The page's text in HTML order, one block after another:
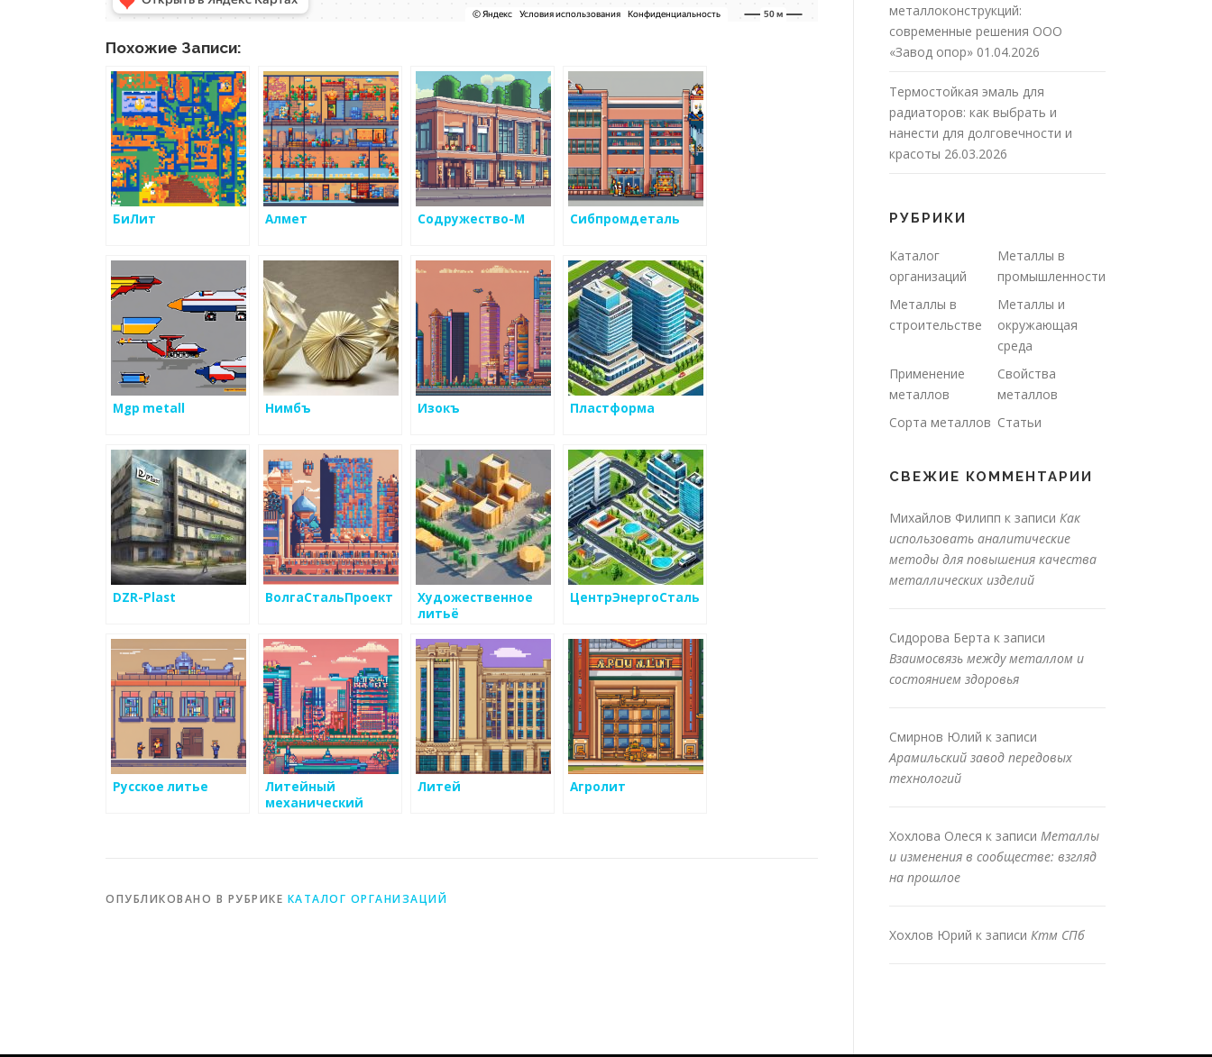
Похожие Записи:
БиЛит Алмет Содружество-М Сибпромдеталь
Mgp metall Нимбъ Изокъ Пластформа
DZR-Plast ВолгаСтальПроект
Художественное
литьё
ЦентрЭнергоСталь
Русское литье
Литейный
механический
Литей Агролит
ОПУБЛИКОВАНО В РУБРИКЕ КАТАЛОГ ОРГАНИЗАЦИЙ
металлоконструкций:
современные решения ООО
«Завод опор» 01.04.2026
Термостойкая эмаль для
радиаторов: как выбрать и
нанести для долговечности и
красоты 26.03.2026
РУБРИКИ
Каталог
организаций
Металлы в
промышленности
Металлы в
строительстве
Металлы и
окружающая
среда
Применение
металлов
Свойства
металлов
Сорта металлов Статьи
СВЕЖИЕ КОММЕНТАРИИ
Михайлов Филипп к записи Как
использовать аналитические
методы для повышения качества
металлических изделий
Сидорова Берта к записи
Взаимосвязь между металлом и
состоянием здоровья
Смирнов Юлий к записи
Арамильский завод передовых
технологий
Хохлова Олеся к записи Металлы
и изменения в сообществе: взгляд
на прошлое
Хохлов Юрий к записи Ктм СПб